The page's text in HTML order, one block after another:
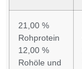
21,00 %
Rohprotein
12,00 %
Rohöle und